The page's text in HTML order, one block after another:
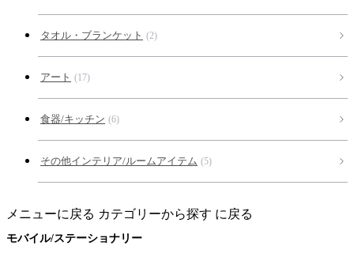
タオル・ブランケット (2)
アート (17)
食器/キッチン (6)
その他インテリア/ルームアイテム (5)
メニューに戻る カテゴリーから探す に戻る
モバイル/ステーショナリー